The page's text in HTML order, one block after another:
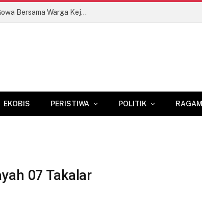
Wujudkan Akses Pinggiran, Kodim 1409/Gowa Bersama Warga Kejar Penuntasan Jembatan Gantung Tahap V
EKOBIS PERISTIWA POLITIK RAGAM
07 Takalar